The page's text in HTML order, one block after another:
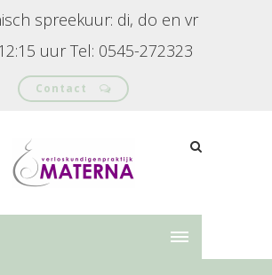
spreekuur: di, do en vr
uur Tel: 0545-272323
Contact